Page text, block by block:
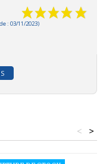
: 03/11/2023)
>
<